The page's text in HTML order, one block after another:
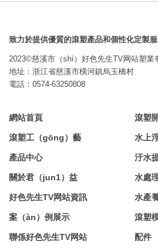
致力於提供優質的滾塑產品和個性化定製
2023©慈溪市（shì）好色先生TV网站塑業
地址：浙江省慈溪市橫河鎮烏玉橋村
電話：0574-63250808
網站首頁
滾塑工（gōng）藝
產品中心
關於君（jun1）益
好色先生TV网站資訊
案（àn）例展示
聯係好色先生TV网站
滾塑
水上
汙水
水處
水產
滾塑
配件